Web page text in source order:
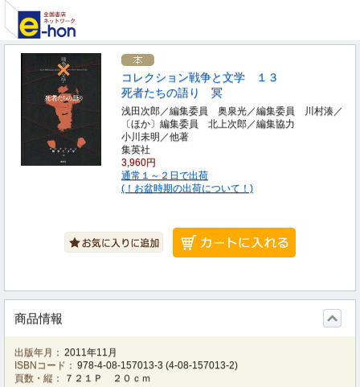
コレクション戦争と文学 １３
死者たちの語り 冥
浅田次郎／編集委員 奥泉光／編集委員 川村湊／
〔ほか〕編集委員 北上次郎／編集協力
小川未明／他著
集英社
3,960円
通常１～２日で出荷
(！お盆時期の出荷について！)
商品情報
出版年月： 2011年11月
ISBNコード： 978-4-08-157013-3 (4-08-157013-2)
頁数・縦：
７２１Ｐ ２０ｃｍ